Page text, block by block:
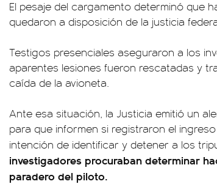
El pesaje del cargamento determinó que
quedaron a disposición de la justicia
Testigos presenciales aseguraron a los
aparentes lesiones fueron rescatadas y
caída de la avioneta.
Ante esa situación, la Justicia emitió un
para que informen si registraron el
intención de identificar y detener a los
investigadores procuraban determinar
paradero del piloto.